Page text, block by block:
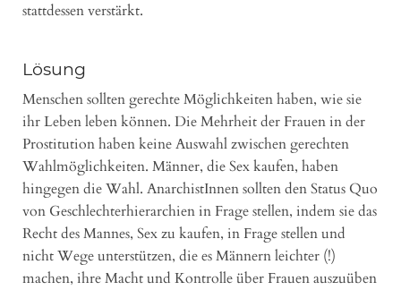
stattdessen verstärkt.
Lösung
Menschen sollten gerechte Möglichkeiten haben, wie sie
ihr Leben leben können. Die Mehrheit der Frauen in der
Prostitution haben keine Auswahl zwischen gerechten
Wahlmöglichkeiten. Männer, die Sex kaufen, haben
hingegen die Wahl. AnarchistInnen sollten den Status Quo
von Geschlechterhierarchien in Frage stellen, indem sie das
Recht des Mannes, Sex zu kaufen, in Frage stellen und
nicht Wege unterstützen, die es Männern leichter (!)
machen, ihre Macht und Kontrolle über Frauen auszuüben